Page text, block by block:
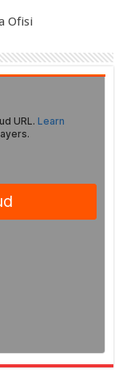
Ofisi